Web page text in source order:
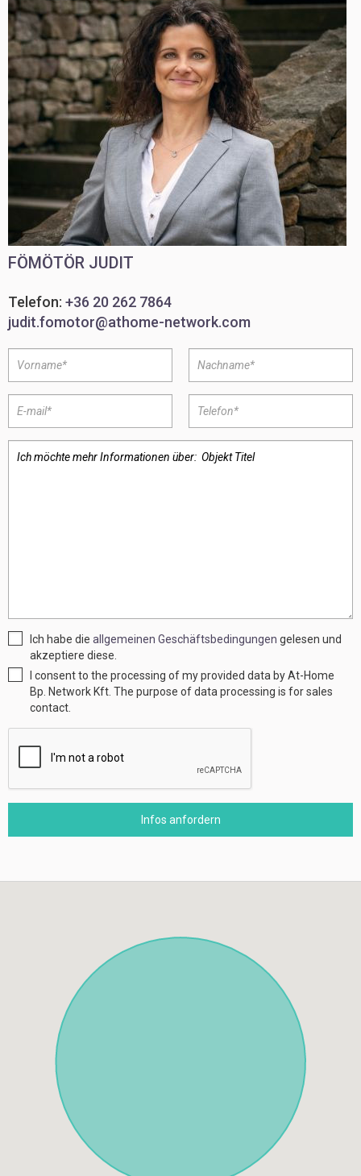
FÖMÖTÖR JUDIT
Telefon: +36 20 262 7864
judit.fomotor@athome-network.com
Ich habe dieallgemeinen Geschäftsbedingungen gelesen und
akzeptiere diese.
I consent to the processing of my provided data by At-Home
Bp. Network Kft. The purpose of data processing is for sales
contact.
Infos anfordern